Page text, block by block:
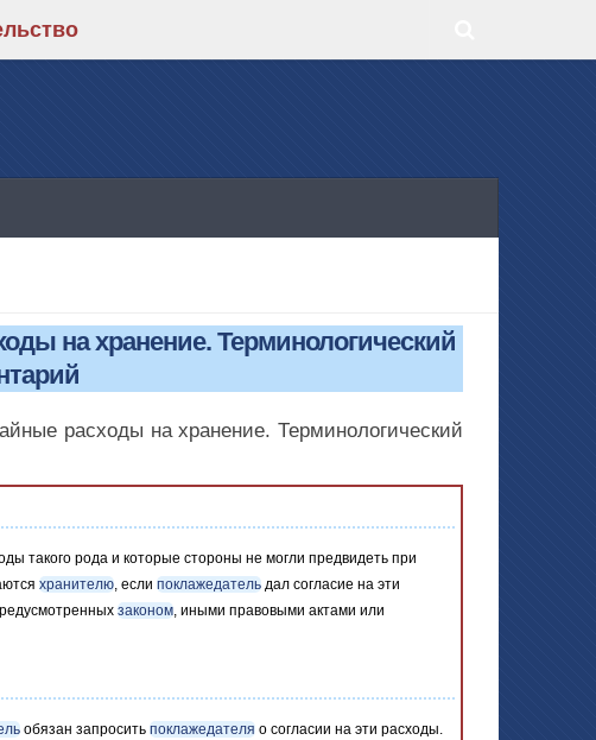
на хранение. Терминологический
расходы на хранение. Терминологический
такого рода и которые стороны не могли предвидеть при
хранителю, если поклажедатель дал согласие на эти
законом, иными правовыми актами или
обязан запросить поклажедателя о согласии на эти расходы.